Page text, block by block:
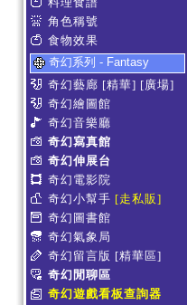
角色稱號
食物效果
奇幻系列 - Fantasy
奇幻藝廊 [精華] [廣場]
奇幻繪圖館
奇幻音樂廳
奇幻寫真館
奇幻伸展台
奇幻電影院
奇幻小幫手 [走私販]
奇幻圖書館
奇幻氣象局
奇幻留言版 [精華區]
奇幻閒聊區
奇幻遊戲看板查詢器